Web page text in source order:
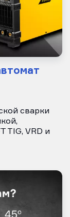
сварки
TIG, VRD и